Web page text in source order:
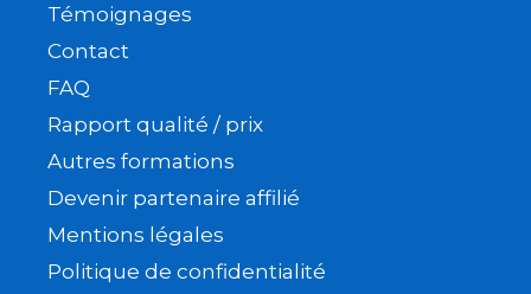
Témoignages
Contact
FAQ
Rapport qualité / prix
Autres formations
Devenir partenaire affilié
Mentions légales
Politique de confidentialité